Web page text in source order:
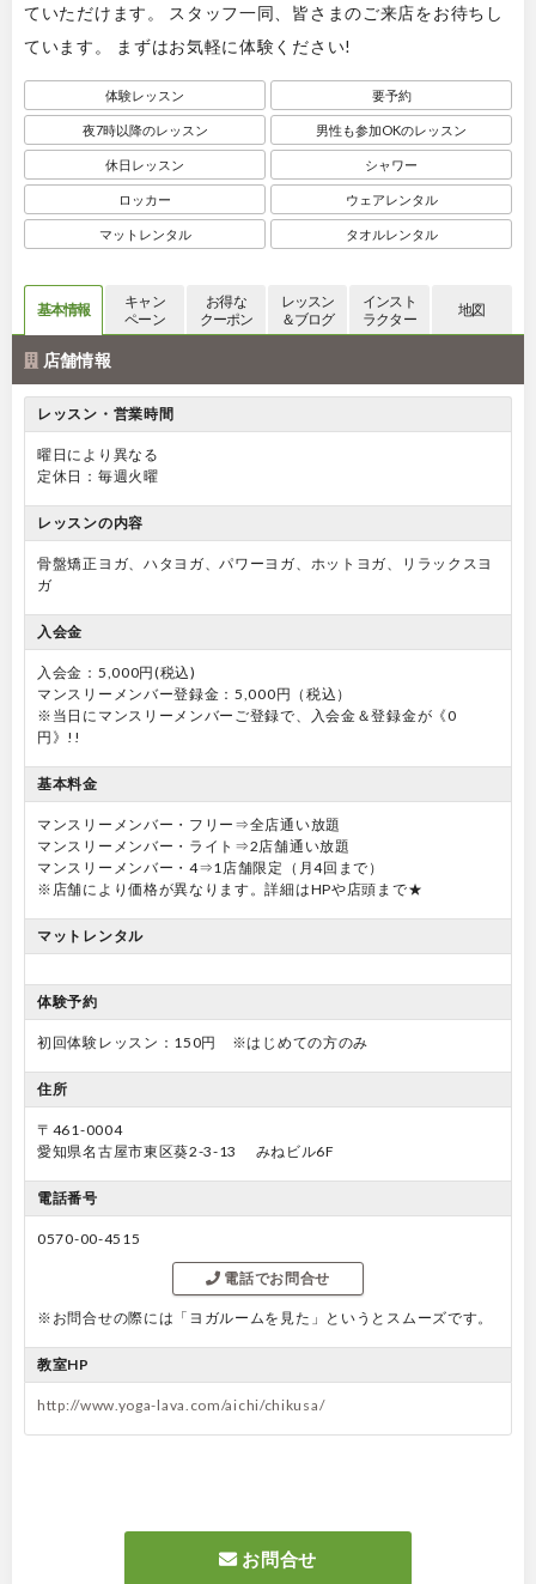
ていただけます。 スタッフ一同、皆さまのご来店をお待ちし
ています。 まずはお気軽に体験ください!
体験レッスン 要予約
夜7時以降のレッスン 男性も参加OKのレッスン
休日レッスン シャワー
ロッカー ウェアレンタル
マットレンタル タオルレンタル
基本情報
キャン
ペーン
お得な
クーポン
レッスン
＆ブログ
インスト
ラクター
地図
店舗情報
レッスン・営業時間
曜日により異なる
定休日：毎週火曜
レッスンの内容
骨盤矯正ヨガ、ハタヨガ、パワーヨガ、ホットヨガ、リラックスヨ
ガ
入会金
入会金：5,000円(税込)
マンスリーメンバー登録金：5,000円（税込）
※当日にマンスリーメンバーご登録で、入会金＆登録金が《0
円》!!
基本料金
マンスリーメンバー・フリー⇒全店通い放題
マンスリーメンバー・ライト⇒2店舗通い放題
マンスリーメンバー・4⇒1店舗限定（月4回まで）
※店舗により価格が異なります。詳細はHPや店頭まで★
マットレンタル
体験予約
初回体験レッスン：150円 ※はじめての方のみ
住所
〒461-0004
愛知県名古屋市東区葵2-3-13 みねビル6F
電話番号
0570-00-4515
電話でお問合せ
※お問合せの際には「ヨガルームを見た」というとスムーズです。
教室HP
http://www.yoga-lava.com/aichi/chikusa/
お問合せ